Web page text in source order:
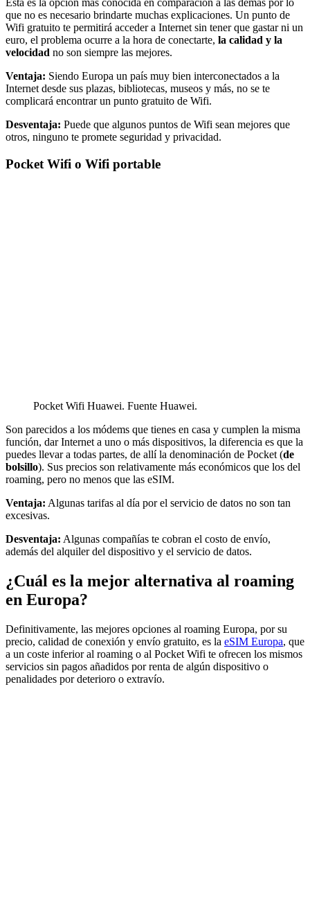
Esta es la opción más conocida en comparación a las demás por lo
que no es necesario brindarte muchas explicaciones. Un punto de
Wifi gratuito te permitirá acceder a Internet sin tener que gastar ni un
euro, el problema ocurre a la hora de conectarte, la calidad y la
velocidad no son siempre las mejores.
Ventaja: Siendo Europa un país muy bien interconectados a la
Internet desde sus plazas, bibliotecas, museos y más, no se te
complicará encontrar un punto gratuito de Wifi.
Desventaja: Puede que algunos puntos de Wifi sean mejores que
otros, ninguno te promete seguridad y privacidad.
Pocket Wifi o Wifi portable
Pocket Wifi Huawei. Fuente Huawei.
Son parecidos a los módems que tienes en casa y cumplen la misma
función, dar Internet a uno o más dispositivos, la diferencia es que la
puedes llevar a todas partes, de allí la denominación de Pocket (de
bolsillo). Sus precios son relativamente más económicos que los del
roaming, pero no menos que las eSIM.
Ventaja: Algunas tarifas al día por el servicio de datos no son tan
excesivas.
Desventaja: Algunas compañías te cobran el costo de envío,
además del alquiler del dispositivo y el servicio de datos.
¿Cuál es la mejor alternativa al roaming
en Europa?
Definitivamente, las mejores opciones al roaming Europa, por su
precio, calidad de conexión y envío gratuito, es la eSIM Europa, que
a un coste inferior al roaming o al Pocket Wifi te ofrecen los mismos
servicios sin pagos añadidos por renta de algún dispositivo o
penalidades por deterioro o extravío.